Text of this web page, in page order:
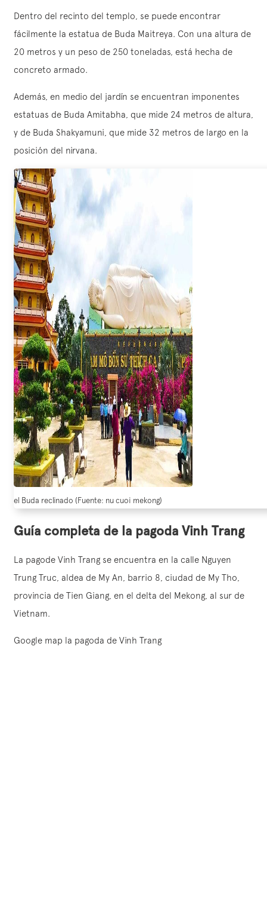
Dentro del recinto del templo, se puede encontrar
fácilmente la estatua de Buda Maitreya. Con una altura de
20 metros y un peso de 250 toneladas, está hecha de
concreto armado.
Además, en medio del jardín se encuentran imponentes
estatuas de Buda Amitabha, que mide 24 metros de altura,
y de Buda Shakyamuni, que mide 32 metros de largo en la
posición del nirvana.
el Buda reclinado (Fuente: nu cuoi mekong)
Guía completa de la pagoda Vinh Trang
La pagode Vinh Trang se encuentra en la calle Nguyen
Trung Truc, aldea de My An, barrio 8, ciudad de My Tho,
provincia de Tien Giang, en el delta del Mekong, al sur de
Vietnam.
Google map la pagoda de Vinh Trang